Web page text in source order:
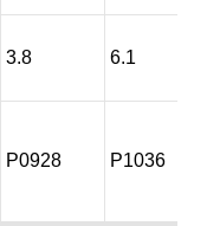
3.8 6.1
P0928 P1036